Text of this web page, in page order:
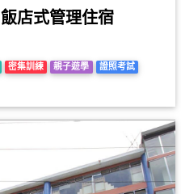
店式管理住宿
密集訓練 親子遊學
證照考試